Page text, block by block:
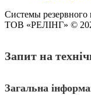
Системы резервного
ТОВ «РЕЛІНГ» ©
Запит на
Загальна